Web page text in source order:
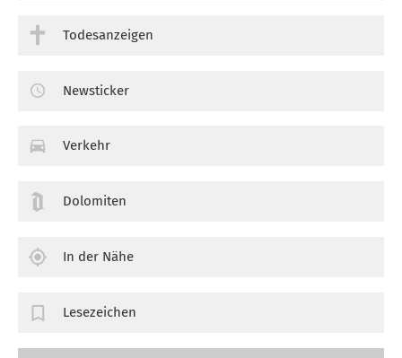
Todesanzeigen
Newsticker
Verkehr
Dolomiten
In der Nähe
Lesezeichen